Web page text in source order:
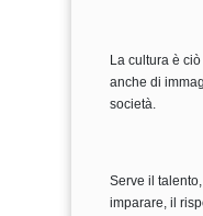
La cultura è
anche di
società.
Serve il
imparare, il